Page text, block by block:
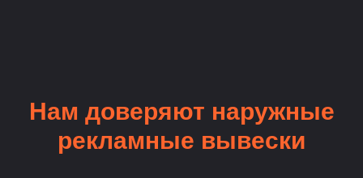
Нам доверяют наружные
рекламные вывески